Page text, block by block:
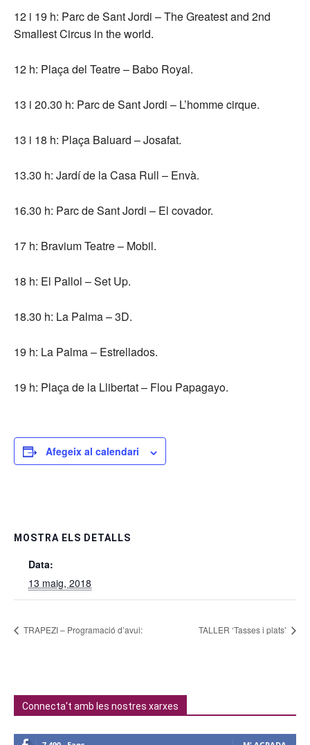
12 i 19 h: Parc de Sant Jordi – The Greatest and 2nd
Smallest Circus in the world.
12 h: Plaça del Teatre – Babo Royal.
13 i 20.30 h: Parc de Sant Jordi – L’homme cirque.
13 i 18 h: Plaça Baluard – Josafat.
13.30 h: Jardí de la Casa Rull – Envà.
16.30 h: Parc de Sant Jordi – El covador.
17 h: Bravium Teatre – Mobil.
18 h: El Pallol – Set Up.
18.30 h: La Palma – 3D.
19 h: La Palma – Estrellados.
19 h: Plaça de la Llibertat – Flou Papagayo.
Afegeix al calendari
MOSTRA ELS DETALLS
Data:
13 maig, 2018
TRAPEZI – Programació d’avui: TALLER ‘Tasses i plats’
Connecta't amb les nostres xarxes